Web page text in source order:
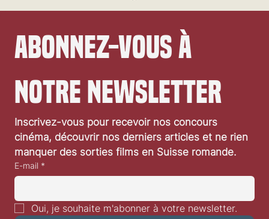
Le programme des 61es Journées de Soleure
Abonnez-vous à
notre newsletter
Inscrivez-vous pour recevoir nos concours
cinéma, découvrir nos derniers articles et ne rien
manquer des sorties films en Suisse romande.
E-mail *
Oui, je souhaite m'abonner à votre newsletter.